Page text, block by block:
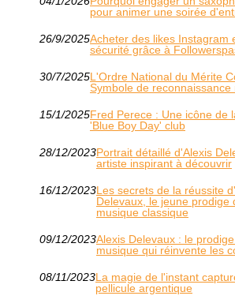
pour animer une soirée
26/9/2025Acheter des likes Instagram
sécurité grâce à
30/7/2025L'Ordre National du Mérite
Symbole de reconnaissance
15/1/2025Fred Perece : Une icône de
'Blue Boy Day' club
28/12/2023Portrait détaillé d'Alexis
artiste inspirant à découvrir
16/12/2023Les secrets de la réussite
Delevaux, le jeune prodige
musique classique
09/12/2023Alexis Delevaux : le
musique qui réinvente les
08/11/2023La magie de l'instant
pellicule argentique